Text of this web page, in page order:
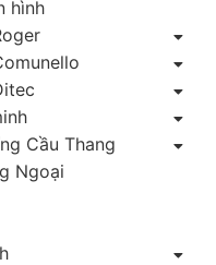
hình
Cầu Thang
Ngoại